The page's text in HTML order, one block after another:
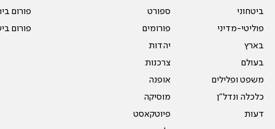
ביטחוני
פוליטי-מדיני
בארץ
בעולם
משפט ופלילים
כלכלה ונדל"ן
דעות
ספורט
פורומים
יהדות
צרכנות
אופנה
מוסיקה
פיוטקאסט
פורום
פורום